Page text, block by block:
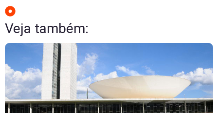
Veja também: